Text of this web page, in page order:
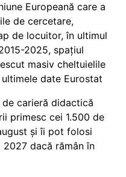
Europeană care a
de cercetare,
de locuitor, în ultimul
2025, spațiul
masiv cheltuielile
date Eurostat
de carieră didactică
primesc cei 1.500 de
și îi pot folosi
2027 dacă rămân în